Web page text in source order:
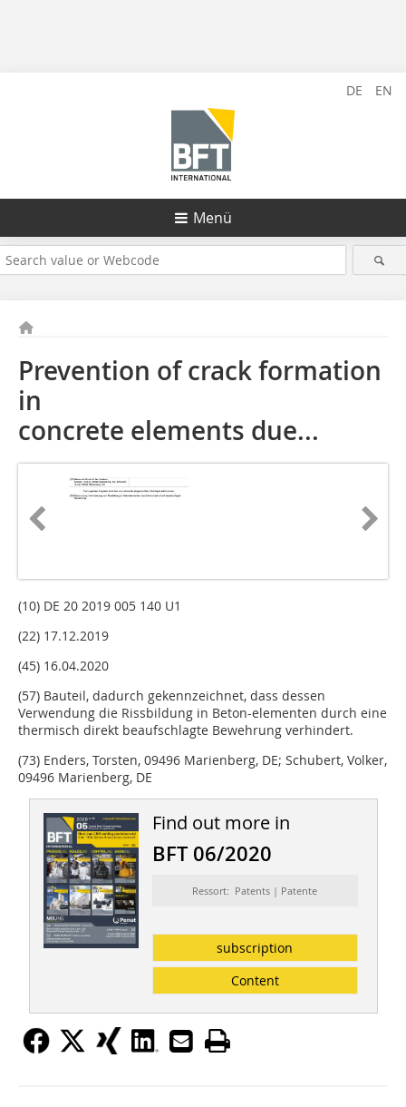
DE EN
Menü
Prevention of crack formation
in
concrete elements due...
(10) DE 20 2019 005 140 U1
(22) 17.12.2019
(45) 16.04.2020
(57) Bauteil, dadurch gekennzeichnet, dass dessen
Verwendung die Rissbildung in Beton-elementen durch eine
thermisch direkt beaufschlagte Bewehrung ver­hindert.
(73) Enders, Torsten, 09496 Marienberg, DE; Schubert, Volker,
09496 Marienberg, DE
Find out more in
BFT 06/2020
Ressort: Patents | Patente
subscription
Content